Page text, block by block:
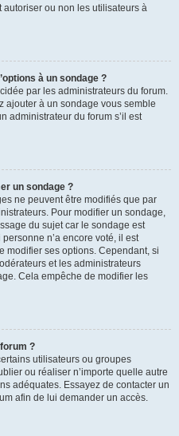
ou non les utilisateurs à
à un sondage ?
par les administrateurs du forum.
ajouter à un sondage vous semble
administrateur du forum s’il est
un sondage ?
ne peuvent être modifiés que par
Pour modifier un sondage,
du sujet car le sondage est
n’a encore voté, il est
modifier ses options. Cependant, si
et les administrateurs
Cela empêche de modifier les
?
utilisateurs ou groupes
ou réaliser n’importe quelle autre
adéquates. Essayez de contacter un
afin de lui demander un accès.